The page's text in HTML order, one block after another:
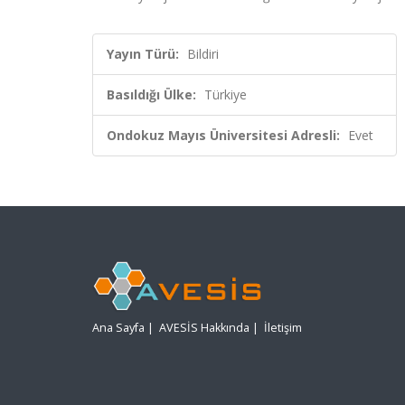
Yayın Türü: Bildiri
Basıldığı Ülke: Türkiye
Ondokuz Mayıs Üniversitesi Adresli: Evet
Ana Sayfa | AVESİS Hakkında | İletişim